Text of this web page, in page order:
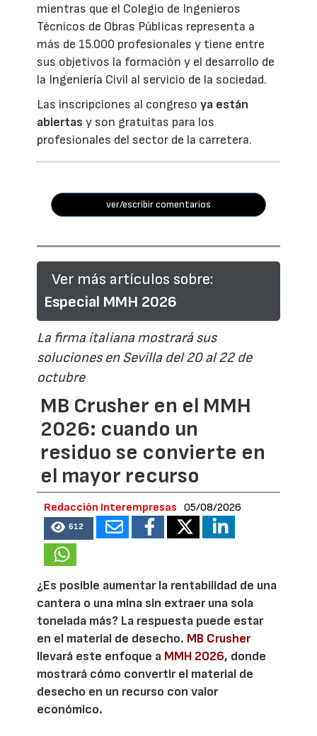
mientras que el Colegio de Ingenieros
Técnicos de Obras Públicas representa a
más de 15.000 profesionales y tiene entre
sus objetivos la formación y el desarrollo de
la Ingeniería Civil al servicio de la sociedad.
Las inscripciones al congresoya están
abiertas y son gratuitas para los
profesionales del sector de la carretera.
ver/escribir comentarios
Ver más artículos sobre:
Especial MMH 2026
La firma italiana mostrará sus
soluciones en Sevilla del 20 al 22 de
octubre
MB Crusher en el MMH
2026: cuando un
residuo se convierte en
el mayor recurso
Redacción Interempresas 05/08/2026
612
¿Es posible aumentar la rentabilidad de una
cantera o una mina sin extraer una sola
tonelada más? La respuesta puede estar
en el material de desecho. MB Crusher
llevará este enfoque a MMH 2026, donde
mostrará cómo convertir el material de
desecho en un recurso con valor
económico.